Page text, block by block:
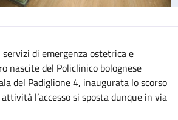
di emergenza ostetrica e
nascite del Policlinico bolognese
del Padiglione 4, inaugurata lo scorso
l’accesso si sposta dunque in via